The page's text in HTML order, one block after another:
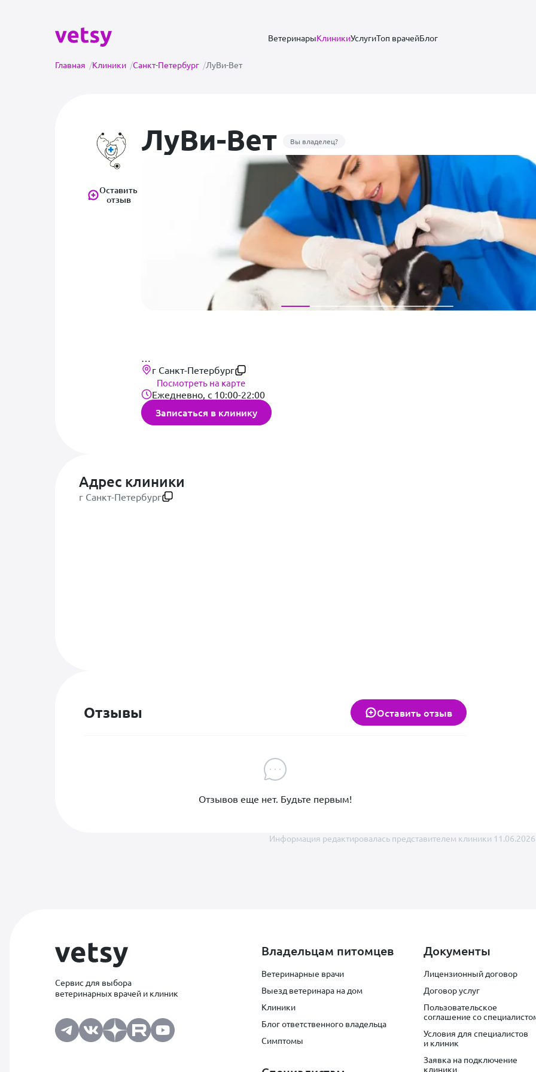
ВетеринарыКлиникиУслугиТоп врачейБлог
Главная /Клиники /Санкт-Петербург /ЛуВи-Вет
Оставить
отзыв
ЛуВи-Вет Вы владелец?
Мы знаем как питомцы дороги их владельцам, и стремимся оказать
в комфортных условиях как для владельцев так и для наших пациентов. Наша клиника
располагает широким спектром услуг, специалисты имеют большой опыт работы, и
стоматолога
гастроэнтеролога
дерматолога
г Санкт-Петербург
Посмотреть на карте
Ежедневно, с 10:00-22:00
Записаться в клинику
Адрес клиники
г Санкт-Петербург
Отзывы Оставить отзыв
Отзывов еще нет. Будьте первым!
Информация редактировалась представителем клиники 11.06.2026
Сервис для выбора
ветеринарных врачей и клиник
Владельцам питомцев
Ветеринарные врачи
Выезд ветеринара на дом
Клиники
Блог ответственного владельца
Симптомы
Документы
Лицензионный договор
Договор услуг
Пользовательское
соглашение со
Условия для специалистов
и клиник
Заявка на подключение
клиники